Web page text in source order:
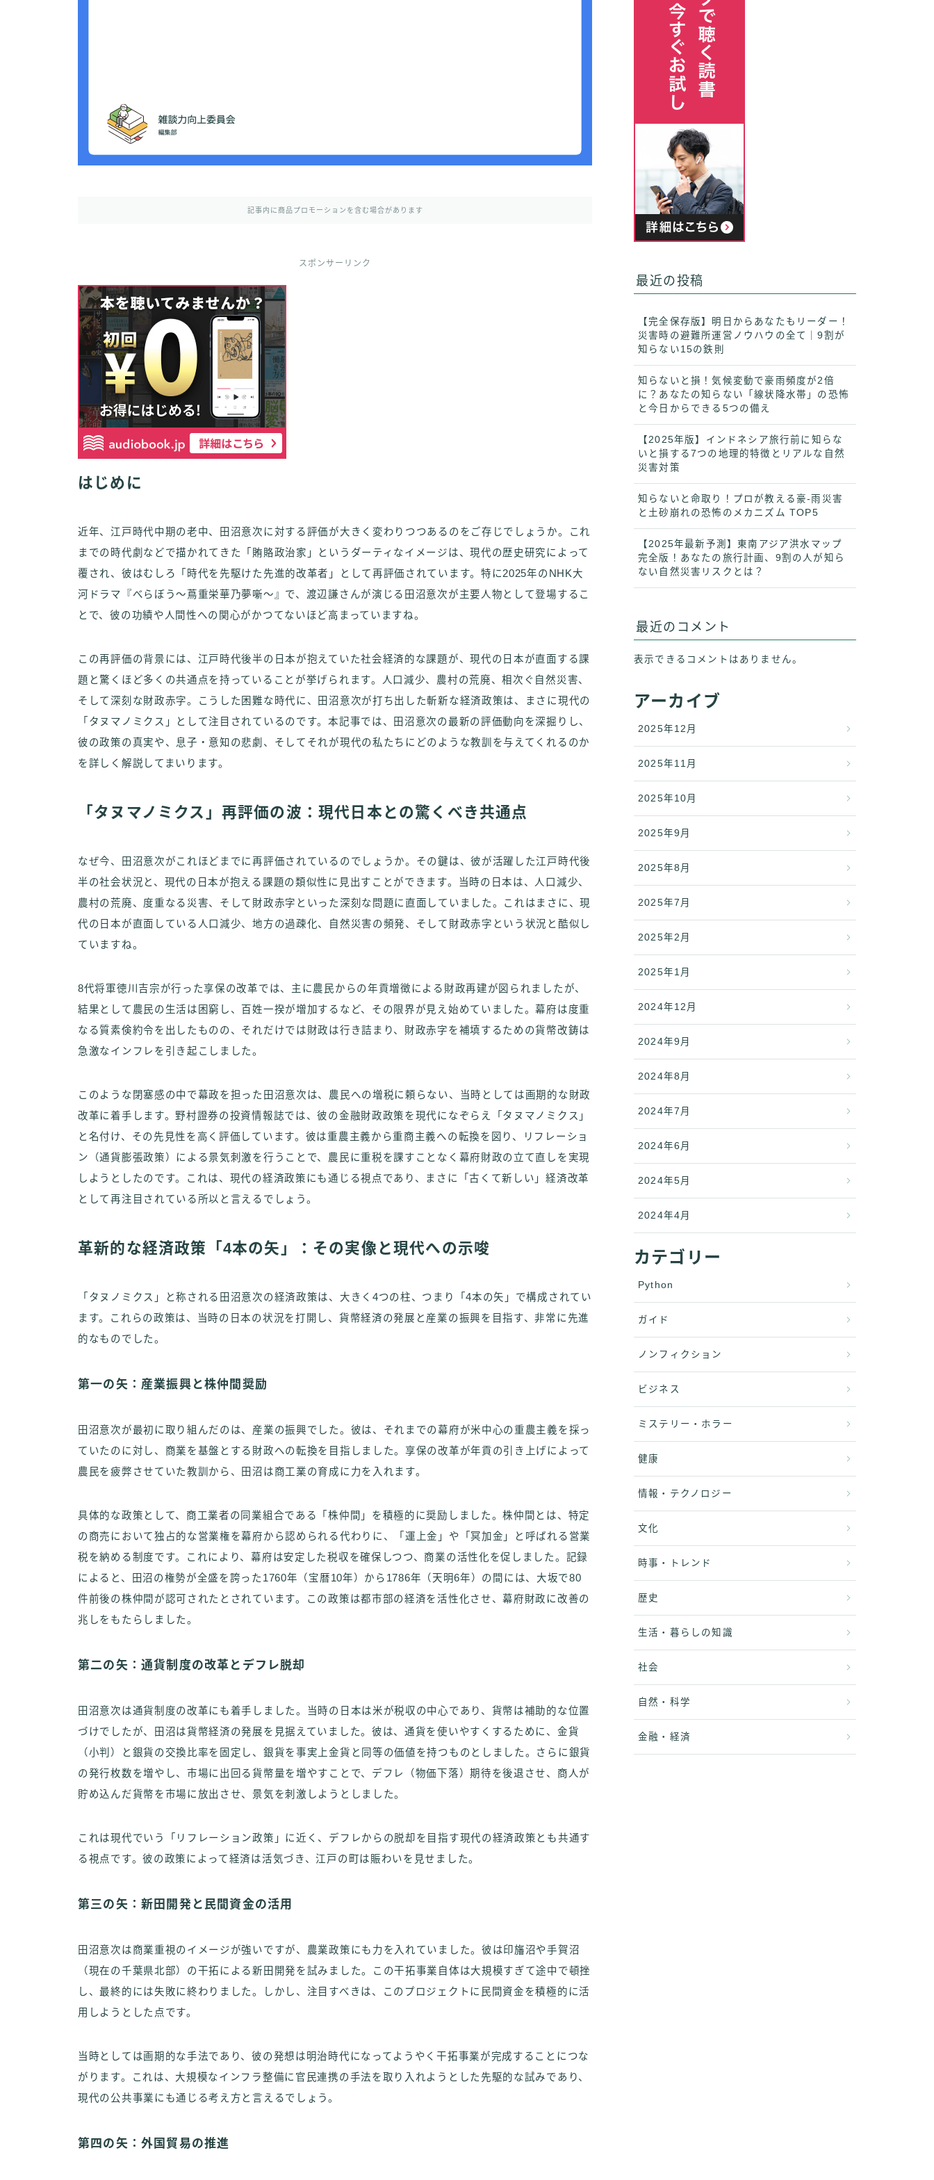
記事内に商品プロモーションを含む場合があります
スポンサーリンク
はじめに
近年、江戸時代中期の老中、田沼意次に対する評価が大きく変わりつつあるのをご存じでしょうか。これ
までの時代劇などで描かれてきた「賄賂政治家」というダーティなイメージは、現代の歴史研究によって
覆され、彼はむしろ「時代を先駆けた先進的改革者」として再評価されています。特に2025年のNHK大
河ドラマ『べらぼう～蔦重栄華乃夢噺～』で、渡辺謙さんが演じる田沼意次が主要人物として登場するこ
とで、彼の功績や人間性への関心がかつてないほど高まっていますね。
この再評価の背景には、江戸時代後半の日本が抱えていた社会経済的な課題が、現代の日本が直面する課
題と驚くほど多くの共通点を持っていることが挙げられます。人口減少、農村の荒廃、相次ぐ自然災害、
そして深刻な財政赤字。こうした困難な時代に、田沼意次が打ち出した斬新な経済政策は、まさに現代の
「タヌマノミクス」として注目されているのです。本記事では、田沼意次の最新の評価動向を深掘りし、
彼の政策の真実や、息子・意知の悲劇、そしてそれが現代の私たちにどのような教訓を与えてくれるのか
を詳しく解説してまいります。
「タヌマノミクス」再評価の波：現代日本との驚くべき共通点
なぜ今、田沼意次がこれほどまでに再評価されているのでしょうか。その鍵は、彼が活躍した江戸時代後
半の社会状況と、現代の日本が抱える課題の類似性に見出すことができます。当時の日本は、人口減少、
農村の荒廃、度重なる災害、そして財政赤字といった深刻な問題に直面していました。これはまさに、現
代の日本が直面している人口減少、地方の過疎化、自然災害の頻発、そして財政赤字という状況と酷似し
ていますね。
8代将軍徳川吉宗が行った享保の改革では、主に農民からの年貢増徴による財政再建が図られましたが、
結果として農民の生活は困窮し、百姓一揆が増加するなど、その限界が見え始めていました。幕府は度重
なる質素倹約令を出したものの、それだけでは財政は行き詰まり、財政赤字を補填するための貨幣改鋳は
急激なインフレを引き起こしました。
このような閉塞感の中で幕政を担った田沼意次は、農民への増税に頼らない、当時としては画期的な財政
改革に着手します。野村證券の投資情報誌では、彼の金融財政政策を現代になぞらえ「タヌマノミクス」
と名付け、その先見性を高く評価しています。彼は重農主義から重商主義への転換を図り、リフレーショ
ン（通貨膨張政策）による景気刺激を行うことで、農民に重税を課すことなく幕府財政の立て直しを実現
しようとしたのです。これは、現代の経済政策にも通じる視点であり、まさに「古くて新しい」経済改革
として再注目されている所以と言えるでしょう。
革新的な経済政策「4本の矢」：その実像と現代への示唆
「タヌノミクス」と称される田沼意次の経済政策は、大きく4つの柱、つまり「4本の矢」で構成されてい
ます。これらの政策は、当時の日本の状況を打開し、貨幣経済の発展と産業の振興を目指す、非常に先進
的なものでした。
第一の矢：産業振興と株仲間奨励
田沼意次が最初に取り組んだのは、産業の振興でした。彼は、それまでの幕府が米中心の重農主義を採っ
ていたのに対し、商業を基盤とする財政への転換を目指しました。享保の改革が年貢の引き上げによって
農民を疲弊させていた教訓から、田沼は商工業の育成に力を入れます。
具体的な政策として、商工業者の同業組合である「株仲間」を積極的に奨励しました。株仲間とは、特定
の商売において独占的な営業権を幕府から認められる代わりに、「運上金」や「冥加金」と呼ばれる営業
税を納める制度です。これにより、幕府は安定した税収を確保しつつ、商業の活性化を促しました。記録
によると、田沼の権勢が全盛を誇った1760年（宝暦10年）から1786年（天明6年）の間には、大坂で80
件前後の株仲間が認可されたとされています。この政策は都市部の経済を活性化させ、幕府財政に改善の
兆しをもたらしました。
第二の矢：通貨制度の改革とデフレ脱却
田沼意次は通貨制度の改革にも着手しました。当時の日本は米が税収の中心であり、貨幣は補助的な位置
づけでしたが、田沼は貨幣経済の発展を見据えていました。彼は、通貨を使いやすくするために、金貨
（小判）と銀貨の交換比率を固定し、銀貨を事実上金貨と同等の価値を持つものとしました。さらに銀貨
の発行枚数を増やし、市場に出回る貨幣量を増やすことで、デフレ（物価下落）期待を後退させ、商人が
貯め込んだ貨幣を市場に放出させ、景気を刺激しようとしました。
これは現代でいう「リフレーション政策」に近く、デフレからの脱却を目指す現代の経済政策とも共通す
る視点です。彼の政策によって経済は活気づき、江戸の町は賑わいを見せました。
第三の矢：新田開発と民間資金の活用
田沼意次は商業重視のイメージが強いですが、農業政策にも力を入れていました。彼は印旛沼や手賀沼
（現在の千葉県北部）の干拓による新田開発を試みました。この干拓事業自体は大規模すぎて途中で頓挫
し、最終的には失敗に終わりました。しかし、注目すべきは、このプロジェクトに民間資金を積極的に活
用しようとした点です。
当時としては画期的な手法であり、彼の発想は明治時代になってようやく干拓事業が完成することにつな
がります。これは、大規模なインフラ整備に官民連携の手法を取り入れようとした先駆的な試みであり、
現代の公共事業にも通じる考え方と言えるでしょう。
第四の矢：外国貿易の推進
最近の投稿
【完全保存版】明日からあなたもリーダー！
災害時の避難所運営ノウハウの全て｜9割が
知らない15の鉄則
知らないと損！気候変動で豪雨頻度が2倍
に？あなたの知らない「線状降水帯」の恐怖
と今日からできる5つの備え
【2025年版】インドネシア旅行前に知らな
いと損する7つの地理的特徴とリアルな自然
災害対策
知らないと命取り！プロが教える豪-雨災害
と土砂崩れの恐怖のメカニズム TOP5
【2025年最新予測】東南アジア洪水マップ
完全版！あなたの旅行計画、9割の人が知ら
ない自然災害リスクとは？
最近のコメント
表示できるコメントはありません。
アーカイブ
2025年12月
2025年11月
2025年10月
2025年9月
2025年8月
2025年7月
2025年2月
2025年1月
2024年12月
2024年9月
2024年8月
2024年7月
2024年6月
2024年5月
2024年4月
カテゴリー
Python
ガイド
ノンフィクション
ビジネス
ミステリー・ホラー
健康
情報・テクノロジー
文化
時事・トレンド
歴史
生活・暮らしの知識
社会
自然・科学
金融・経済